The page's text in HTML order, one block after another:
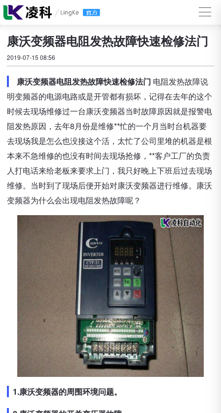
康沃变频器电阻发热故障快速检修法门
2019-07-15 08:56
康沃变频器电阻发热故障快速检修法门 电阻发热故障说
明变频器的电源电路或是开管都有损坏，记得在去年的这个
时候去现场维修过一台康沃变频器当时故障原因就是报警电
阻发热原因，去年8月份是维修**忙的一个月当时台机器要
去现场我是怎么也没接这个活，太忙了公司里堆的机器是根
本来不急维修的也没有时间去现场抢修，**客户工厂的负责
人打电话来给老板来要求上门，我只好晚上下班后过去现场
维修。当时到了现场后便开始对康沃变频器进行维修。康沃
变频器为什么会出现电阻发热故障呢？
1.康沃变频器的周围环境问题。